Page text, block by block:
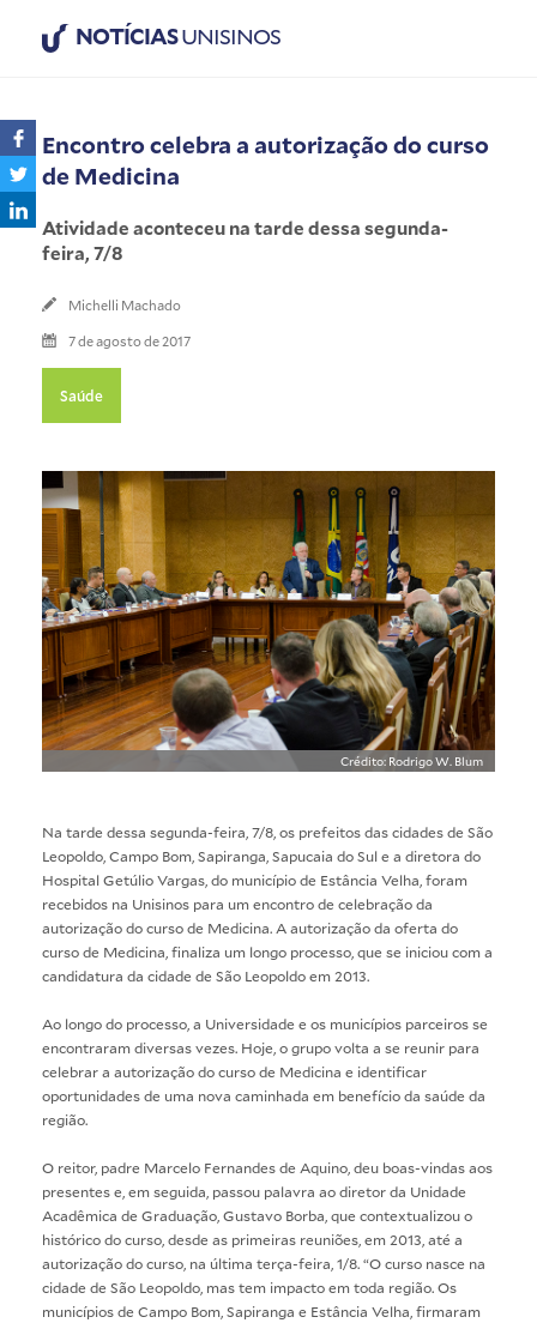
NOTÍCIASUNISINOS
Encontro celebra a autorização do curso
de Medicina
Atividade aconteceu na tarde dessa segunda-
feira, 7/8
Michelli Machado
7 de agosto de 2017
Saúde
Crédito: Rodrigo W. Blum
Na tarde dessa segunda-feira, 7/8, os prefeitos das cidades de São
Leopoldo, Campo Bom, Sapiranga, Sapucaia do Sul e a diretora do
Hospital Getúlio Vargas, do município de Estância Velha, foram
recebidos na Unisinos para um encontro de celebração da
autorização do curso de Medicina. A autorização da oferta do
curso de Medicina , finaliza um longo processo, que se iniciou com a
candidatura da cidade de São Leopoldo em 2013.
Ao longo do processo, a Universidade e os municípios parceiros se
encontraram diversas vezes. Hoje, o grupo volta a se reunir para
celebrar a autorização do curso de Medicina e identificar
oportunidades de uma nova caminhada em benefício da saúde da
região.
O reitor, padre Marcelo Fernandes de Aquino, deu boas-vindas aos
presentes e, em seguida, passou palavra ao diretor da Unidade
Acadêmica de Graduação, Gustavo Borba, que contextualizou o
histórico do curso, desde as primeiras reuniões, em 2013, até a
autorização do curso, na última terça-feira, 1/8. “O curso nasce na
cidade de São Leopoldo, mas tem impacto em toda região. Os
municípios de Campo Bom, Sapiranga e Estância Velha, firmaram